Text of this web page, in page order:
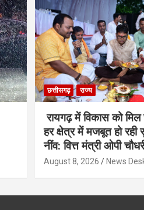
छत्तीसगढ़ राज्य
रायगढ़ में विकास को मिल
हर क्षेत्र में मजबूत हो रही
नींव: वित्त मंत्री ओपी
August 8, 2026 News